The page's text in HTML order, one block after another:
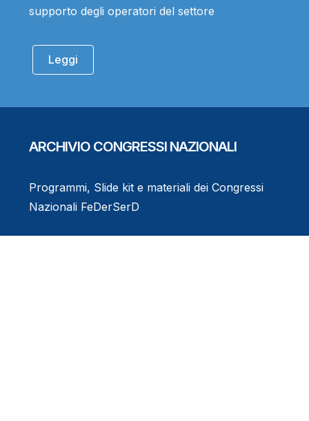
supporto degli operatori del settore
Leggi
ARCHIVIO CONGRESSI NAZIONALI
Programmi, Slide kit e materiali dei Congressi
Nazionali FeDerSerD